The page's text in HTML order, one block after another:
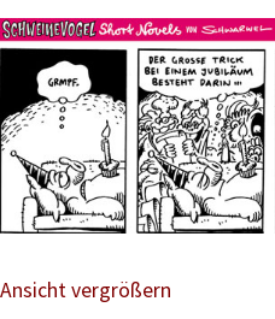
Ansicht vergrößern